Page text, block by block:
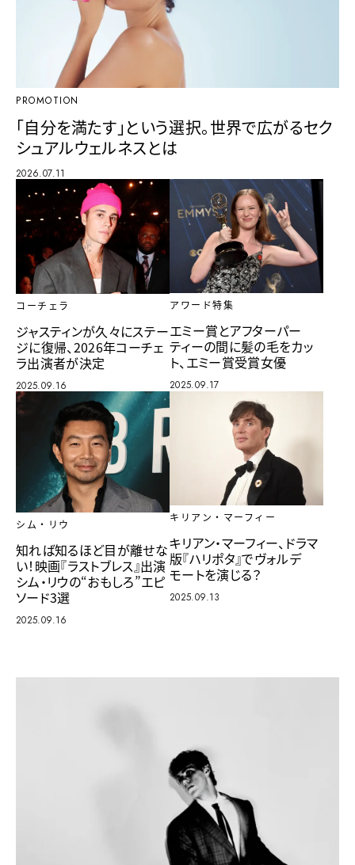
PROMOTION
「自分を満たす」という選択。世界で広がるセク
シュアルウェルネスとは
2026.07.11
コーチェラ
ジャスティンが久々にステー
ジに復帰、2026年コーチェ
ラ出演者が決定
2025.09.16
アワード特集
エミー賞とアフターパー
ティーの間に髪の毛をカッ
ト、エミー賞受賞女優
2025.09.17
シム・リウ
知れば知るほど目が離せな
い！映画『ラストブレス』出演
シム・リウの“おもしろ”エピ
ソード3選
2025.09.16
キリアン・マーフィー
キリアン・マーフィー、ドラマ
版『ハリポタ』でヴォルデ
モートを演じる？
2025.09.13